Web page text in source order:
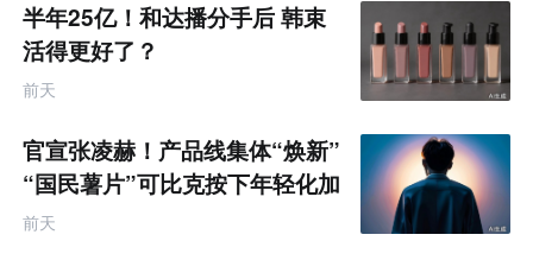
半年25亿！和达播分手后 韩束
活得更好了？
前天
官宣张凌赫！产品线集体“焕新”
“国民薯片”可比克按下年轻化加
速键
前天